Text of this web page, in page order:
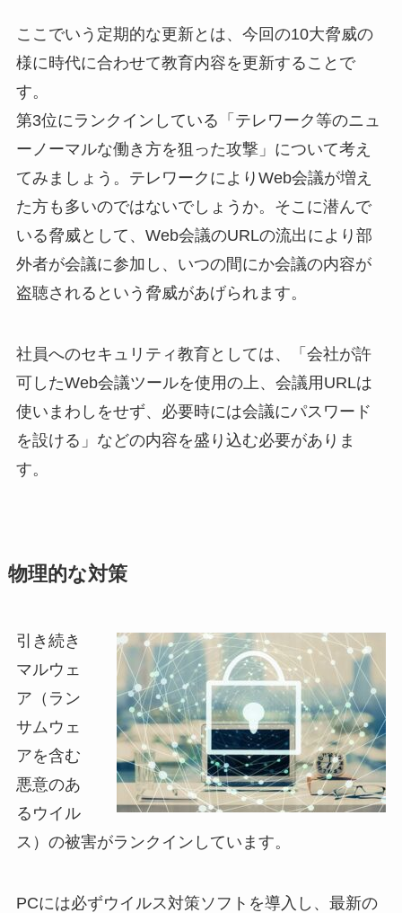
ここでいう定期的な更新とは、今回の10大脅威の
様に時代に合わせて教育内容を更新することで
す。
第3位にランクインしている「テレワーク等のニュ
ーノーマルな働き方を狙った攻撃」について考え
てみましょう。テレワークによりWeb会議が増え
た方も多いのではないでしょうか。そこに潜んで
いる脅威として、Web会議のURLの流出により部
外者が会議に参加し、いつの間にか会議の内容が
盗聴されるという脅威があげられます。
社員へのセキュリティ教育としては、「会社が許
可したWeb会議ツールを使用の上、会議用URLは
使いまわしをせず、必要時には会議にパスワード
を設ける」などの内容を盛り込む必要がありま
す。
物理的な対策
引 き続き
マルウェ
ア（ラン
サムウェ
アを含む
悪意のあ
るウイル
ス）の被害がランクインしています。
PCには必ずウイルス対策ソフトを導入し、最新の